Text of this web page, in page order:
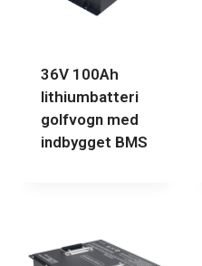
36V 100Ah
lithiumbatteri
golfvogn med
indbygget BMS